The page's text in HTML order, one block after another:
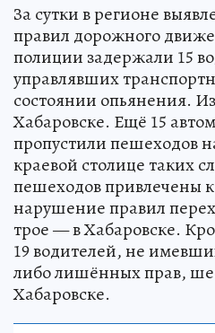
За сутки в регионе
правил дорожного
полиции задержали 15
управлявших
состоянии опьянения.
Хабаровске. Ещё 15
пропустили пешеходов
краевой столице таких
пешеходов привлечены к
нарушение правил
трое — в Хабаровске.
19 водителей, не
либо лишённых прав,
Хабаровске.